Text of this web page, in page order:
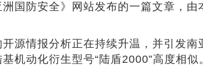
国防安全》网站发布的一篇文章，
开源情报分析正在持续升温，并引发
机动化衍生型号“陆盾2000”高度相似